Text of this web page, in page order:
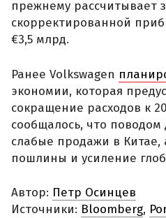
прежнему рассчитывает
скорректированной
€3,5 млрд.
Ранее Volkswagen
экономии, которая
сокращение расходов к
сообщалось, что поводом
слабые продажи в Китае,
пошлины и усиление
Автор: Петр Осинцев
Источники: Bloomberg,